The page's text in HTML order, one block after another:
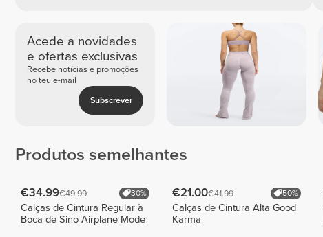
Acede a novidades
e ofertas exclusivas
Recebe notícias e promoções
no teu e-mail
Subscrever
Produtos semelhantes
€34.99€49.99 30%
Calças de Cintura Regular à
Boca de Sino Airplane Mode
€21.00€41.99 50%
Calças de Cintura Alta Good
Karma